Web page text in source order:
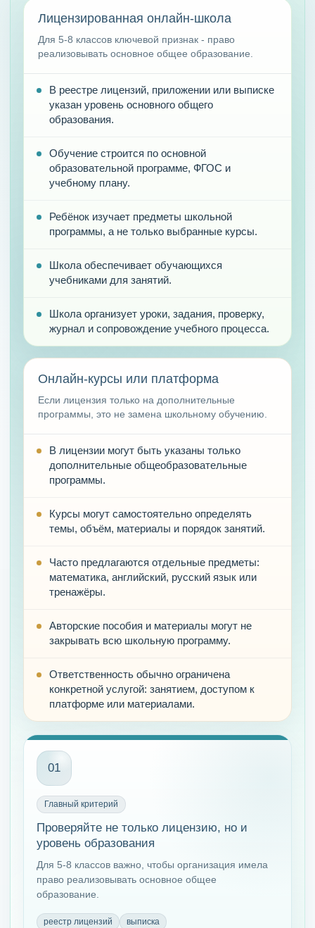
Лицензированная онлайн-школа
Для 5-8 классов ключевой признак - право
реализовывать основное общее образование.
В реестре лицензий, приложении или выписке
указан уровень основного общего
образования.
Обучение строится по основной
образовательной программе, ФГОС и
учебному плану.
Ребёнок изучает предметы школьной
программы, а не только выбранные курсы.
Школа обеспечивает обучающихся
учебниками для занятий.
Школа организует уроки, задания, проверку,
журнал и сопровождение учебного процесса.
Онлайн-курсы или платформа
Если лицензия только на дополнительные
программы, это не замена школьному обучению.
В лицензии могут быть указаны только
дополнительные общеобразовательные
программы.
Курсы могут самостоятельно определять
темы, объём, материалы и порядок занятий.
Часто предлагаются отдельные предметы:
математика, английский, русский язык или
тренажёры.
Авторские пособия и материалы могут не
закрывать всю школьную программу.
Ответственность обычно ограничена
конкретной услугой: занятием, доступом к
платформе или материалами.
01
Главный критерий
Проверяйте не только лицензию, но и
уровень образования
Для 5-8 классов важно, чтобы организация имела
право реализовывать основное общее
образование.
реестр лицензий
выписка